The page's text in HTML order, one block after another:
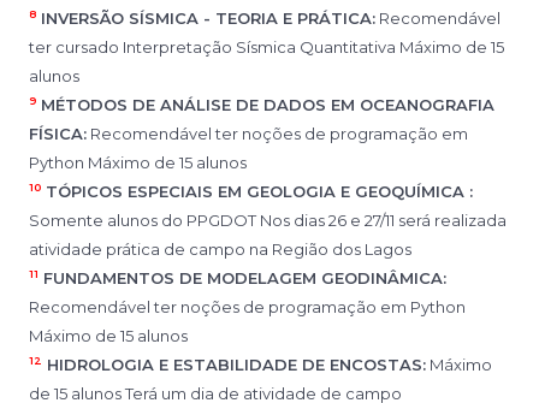
8 INVERSÃO SÍSMICA - TEORIA E PRÁTICA: Recomendável
ter cursado Interpretação Sísmica Quantitativa Máximo de 15
alunos
9 MÉTODOS DE ANÁLISE DE DADOS EM OCEANOGRAFIA
FÍSICA: Recomendável ter noções de programação em
Python Máximo de 15 alunos
10 TÓPICOS ESPECIAIS EM GEOLOGIA E GEOQUÍMICA :
Somente alunos do PPGDOT Nos dias 26 e 27/11 será realizada
atividade prática de campo na Região dos Lagos
11 FUNDAMENTOS DE MODELAGEM GEODINÂMICA:
Recomendável ter noções de programação em Python
Máximo de 15 alunos
12 HIDROLOGIA E ESTABILIDADE DE ENCOSTAS: Máximo
de 15 alunos Terá um dia de atividade de campo